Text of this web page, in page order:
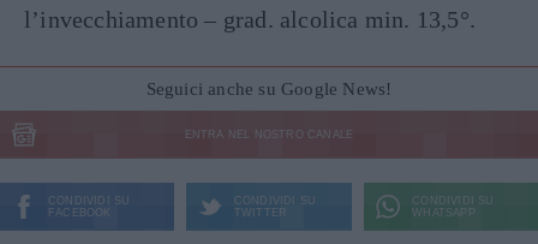
l’invecchiamento – grad. alcolica min. 13,5°.
Seguici anche su Google News!
ENTRA NEL NOSTRO CANALE
CONDIVIDI SU
FACEBOOK
CONDIVIDI SU
TWITTER
CONDIVIDI SU
WHATSAPP